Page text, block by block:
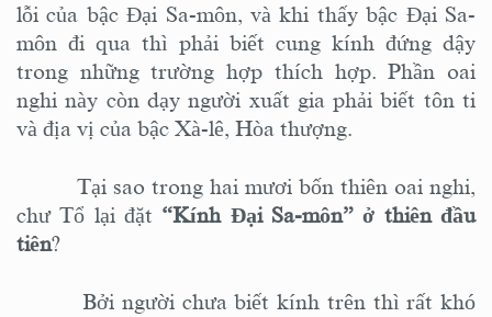
lỗi của bậc Đại Sa-môn, và khi thấy bậc Đại Sa-
môn đi qua thì phải biết cung kính đứng dậy
trong những trường hợp thích hợp. Phần oai
nghi này còn dạy người xuấtgiaphải biết tôn ti
và địa vị của bậc Xà-lê, Hòa thượng.
Tại sao trong hai mươi bốn thiên oai nghi,
chưTổ lại đặt “Kính Đại Sa-môn” ở thiên đầu
tiên?
Bởi người chưa biết kính trên thì rất khó